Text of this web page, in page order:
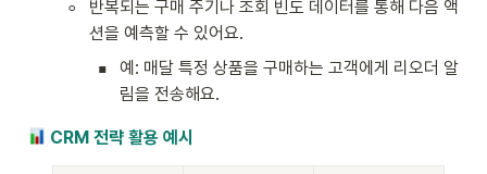
◦
반복되는 구매 주기나 조회 빈도 데이터를 통해 다음 액
션을 예측할 수 있어요.
▪
예: 매달 특정 상품을 구매하는 고객에게 리오더 알
림을 전송해요.
CRM 전략 활용 예시